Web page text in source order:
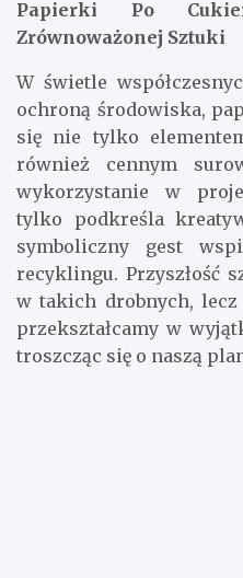
Papierki Po
Zrównoważonej Sztuki
W świetle
ochroną środowiska,
się nie tylko
również cennym
wykorzystanie w
tylko podkreśla
symboliczny gest
recyklingu. Przyszłość
w takich drobnych,
przekształcamy w
troszcząc się o naszą